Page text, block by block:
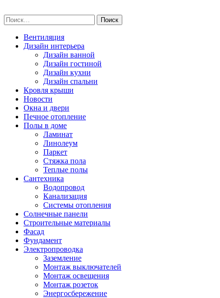
Найти:
Вентиляция
Дизайн интерьера
Дизайн ванной
Дизайн гостиной
Дизайн кухни
Дизайн спальни
Кровля крыши
Новости
Окна и двери
Печное отопление
Полы в доме
Ламинат
Линолеум
Паркет
Стяжка пола
Теплые полы
Сантехника
Водопровод
Канализация
Системы отопления
Солнечные панели
Строительные материалы
Фасад
Фундамент
Электропроводка
Заземление
Монтаж выключателей
Монтаж освещения
Монтаж розеток
Энергосбережение